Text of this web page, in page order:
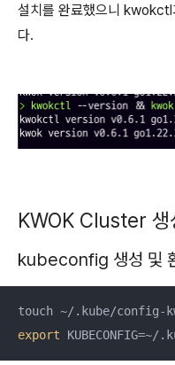
설치를 완료했으니 kwokctl
다.
KWOK Cluster 생
kubeconfig 생성 및
export